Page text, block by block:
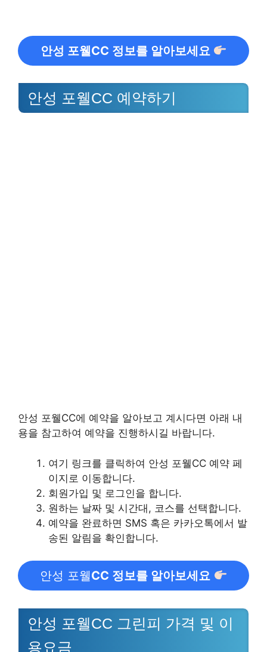
안성 포웰CC 정보를 알아보세요
안성 포웰CC 예약하기
안성 포웰CC에 예약을 알아보고 계시다면 아래 내
용을 참고하여 예약을 진행하시길 바랍니다.
여기 링크를 클릭하여 안성 포웰CC 예약 페
이지로 이동합니다.
회원가입 및 로그인을 합니다.
원하는 날짜 및 시간대, 코스를 선택합니다.
예약을 완료하면 SMS 혹은 카카오톡에서 발
송된 알림을 확인합니다.
안성 포웰CC 정보를 알아보세요
안성 포웰CC 그린피 가격 및 이
용요금